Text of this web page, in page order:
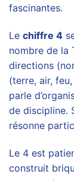
fascinantes.
Le chiffre 4
nombre de la
directions
(terre, air,
parle
de discipline.
résonne
Le 4 est
construit